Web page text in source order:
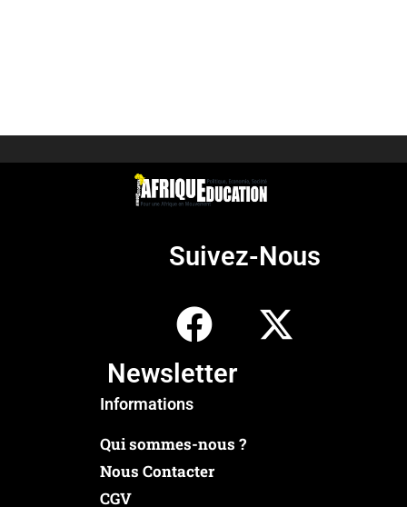
Suivez-Nous
Newsletter
Informations
Qui sommes-nous ?
Nous Contacter
CGV